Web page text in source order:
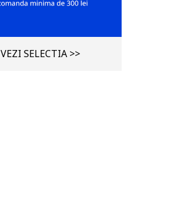
VEZI SELECTIA >>